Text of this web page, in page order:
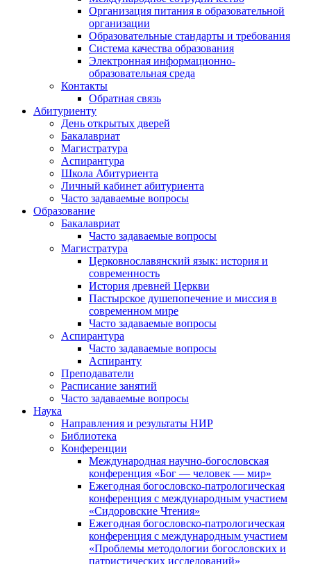
Организация питания в образовательной
организации
Образовательные стандарты и требования
Система качества образования
Электронная информационно-
образовательная среда
Контакты
Обратная связь
Абитуриенту
День открытых дверей
Бакалавриат
Магистратура
Аспирантура
Школа Абитуриента
Личный кабинет абитуриента
Часто задаваемые вопросы
Образование
Бакалавриат
Часто задаваемые вопросы
Магистратура
Церковнославянский язык: история и
современность
История древней Церкви
Пастырское душепопечение и миссия в
современном мире
Часто задаваемые вопросы
Аспирантура
Часто задаваемые вопросы
Аспиранту
Преподаватели
Расписание занятий
Часто задаваемые вопросы
Наука
Направления и результаты НИР
Библиотека
Конференции
Международная научно-богословская
конференция «Бог — человек — мир»
Ежегодная богословско-патрологическая
конференция с международным участием
«Сидоровские Чтения»
Ежегодная богословско-патрологическая
конференция с международным участием
«Проблемы методологии богословских и
патристических исследований»